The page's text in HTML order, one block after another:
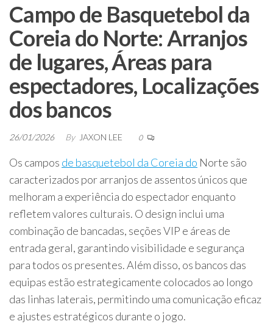
Campo de Basquetebol da
Coreia do Norte: Arranjos
de lugares, Áreas para
espectadores, Localizações
dos bancos
26/01/2026 By JAXON LEE 0
Os campos de basquetebol da Coreia do Norte são
caracterizados por arranjos de assentos únicos que
melhoram a experiência do espectador enquanto
refletem valores culturais. O design inclui uma
combinação de bancadas, seções VIP e áreas de
entrada geral, garantindo visibilidade e segurança
para todos os presentes. Além disso, os bancos das
equipas estão estrategicamente colocados ao longo
das linhas laterais, permitindo uma comunicação eficaz
e ajustes estratégicos durante o jogo.